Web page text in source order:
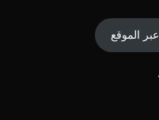
عبر الموقع